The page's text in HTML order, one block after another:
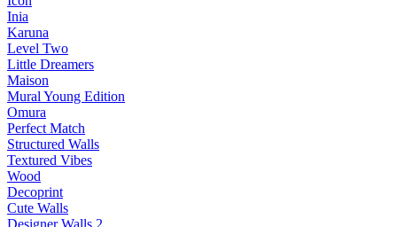
Inia
Karuna
Level Two
Little Dreamers
Maison
Mural Young Edition
Omura
Perfect Match
Structured Walls
Textured Vibes
Wood
Decoprint
Cute Walls
Designer Walls 2